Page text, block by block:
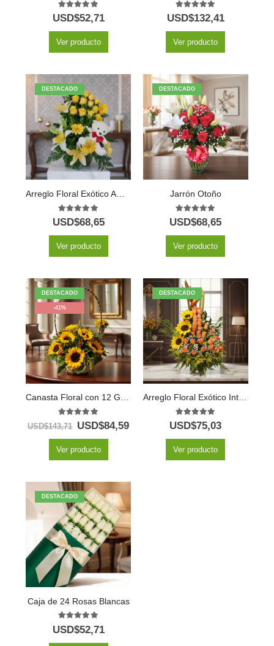
5.00out of 5
USD$52,71
Ver producto
5.00out of 5
USD$132,41
Ver producto
DESTACADO
5.00 out of 5
USD$68,65
Ver producto
DESTACADO
Jarrón Otoño
5.00 out of 5
USD$68,65
Ver producto
DESTACADO
-41%
Canasta Floral con 12 Girasoles
5.00 out of 5
USD$143,71 USD$84,59
Ver producto
DESTACADO
Arreglo Floral Exótico Intocable
5.00out of 5
USD$75,03
Ver producto
DESTACADO
Caja de 24 Rosas Blancas
5.00 out of 5
USD$52,71